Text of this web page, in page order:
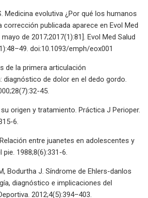
Medicina evolutiva ¿Por qué los humanos
corrección publicada aparece en Evol Med
de 2017;2017(1):81]. Evol Med Salud
doi:10.1093/emph/eox001
de la primera articulación
diagnóstico de dolor en el dedo gordo.
45.
origen y tratamiento. Práctica J Perioper.
6.
entre juanetes en adolescentes y
pie. 1988;8(6):331-6.
Bodurtha J. Síndrome de Ehlers-danlos
diagnóstico e implicaciones del
2012;4(5):394–403.